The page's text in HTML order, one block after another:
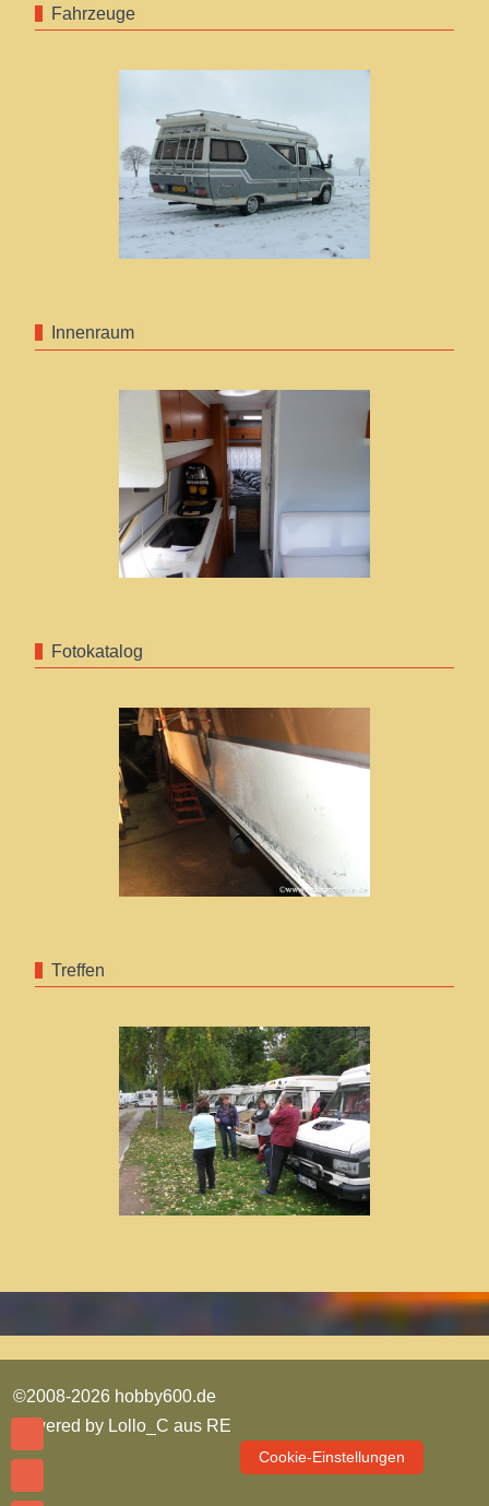
Fahrzeuge
Innenraum
Fotokatalog
Treffen
©2008-2026 hobby600.de
powered by Lollo_C aus RE
Cookie-Einstellungen